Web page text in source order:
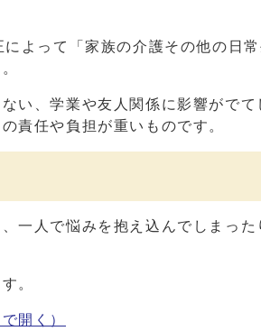
よって「家族の介護その他の日
い、学業や友人関係に影響がでて
責任や負担が重いものです。
一人で悩みを抱え込んでしまった
。
開く）